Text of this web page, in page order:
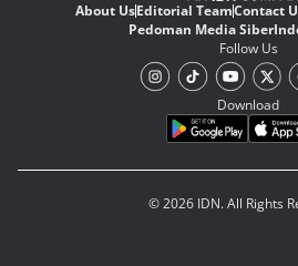
About UsEditorial TeamContact
Pedoman Media Siber
Follow Us
Download
© 2026 IDN. All Rights